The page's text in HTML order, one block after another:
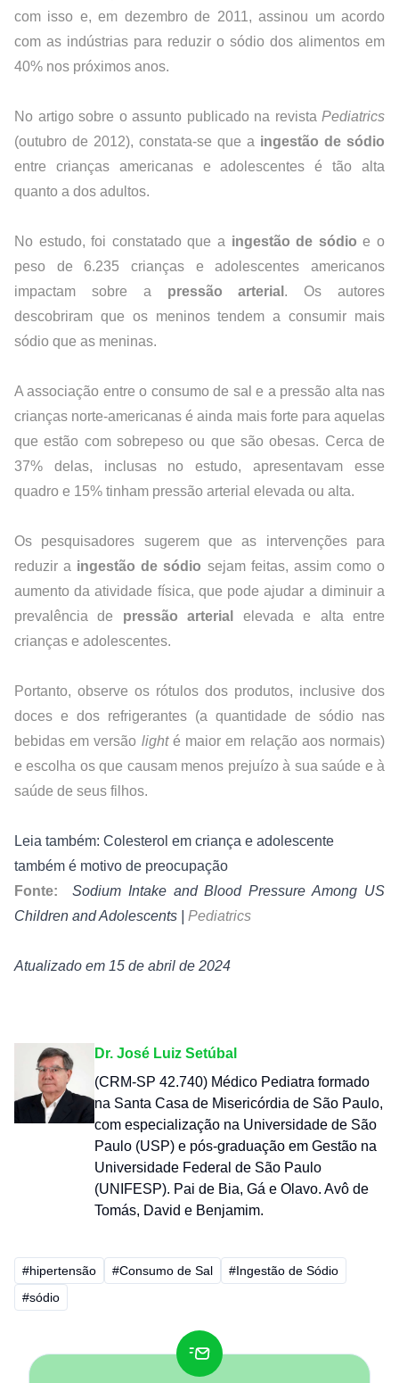
com isso e, em dezembro de 2011, assinou um acordo
com as indústrias para reduzir o sódio dos alimentos em
40% nos próximos anos.
No artigo sobre o assunto publicado na revista
(outubro de 2012), constata-se que a ingestão de sódio
entre crianças americanas e adolescentes é tão alta
quanto a dos adultos.
No estudo, foi constatado que a ingestão de sódio e o
peso de 6.235 crianças e adolescentes americanos
impactam sobre a pressão arterial . Os autores
descobriram que os meninos tendem a consumir mais
sódio que as meninas.
A associação entre o consumo de sal e a pressão alta nas
crianças norte-americanas é ainda mais forte para aquelas
que estão com sobrepeso ou que são obesas. Cerca de
37% delas, inclusas no estudo, apresentavam esse
quadro e 15% tinham pressão arterial elevada ou alta.
Os pesquisadores sugerem que as intervenções para
reduzir a ingestão de sódio sejam feitas, assim como o
aumento da atividade física, que pode ajudar a diminuir a
prevalência de pressão arterial
elevada e alta entre
crianças e adolescentes.
Portanto, observe os rótulos dos produtos, inclusive dos
doces e dos refrigerantes (a quantidade de sódio nas
bebidas em versão light é maior em relação aos normais)
e escolha os que causam menos prejuízo à sua saúde e à
saúde de seus filhos.
Leia também: Colesterol em criança e adolescente
também é motivo de preocupação
Fonte:
Sodium Intake and Blood Pressure Among US
Children and Adolescents
Pediatrics
Atualizado em 15 de abril de 2024
Dr. José Luiz Setúbal
(CRM-SP 42.740) Médico Pediatra formado
na Santa Casa de Misericórdia de São Paulo,
com especialização na Universidade de São
Paulo (USP) e pós-graduação em Gestão na
Universidade Federal de São Paulo
(UNIFESP). Pai de Bia, Gá e Olavo. Avô de
Tomás, David e Benjamim.
#hipertensão #Consumo de Sal
#Ingestão de Sódio
#sódio